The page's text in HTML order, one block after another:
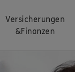
Versicherungen
&Finanzen